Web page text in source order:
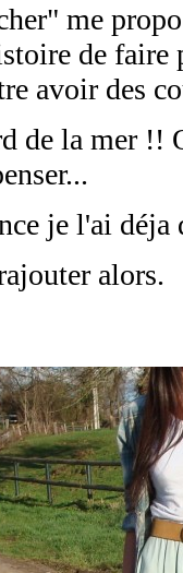
me
de
avoir des
de la mer !!
je l'ai
alors.